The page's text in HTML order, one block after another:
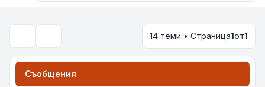
14 теми • Страница1от1
Съобщения